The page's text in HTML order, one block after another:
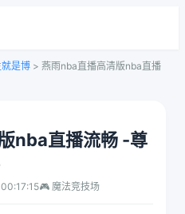
是博 > 燕雨nba直播高清版nba直播
nba直播流畅 -尊
🎮 魔法竞技场